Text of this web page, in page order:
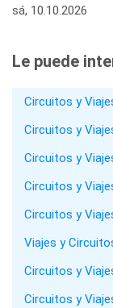
sá, 10.10.2026
Le puede
Circuitos y
Circuitos y
Circuitos y
Circuitos y
Circuitos y
Viajes y
Circuitos y
Circuitos y